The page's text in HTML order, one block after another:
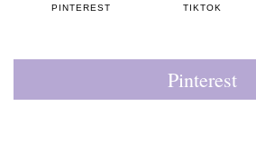
PINTEREST TIKTOK
Pinterest